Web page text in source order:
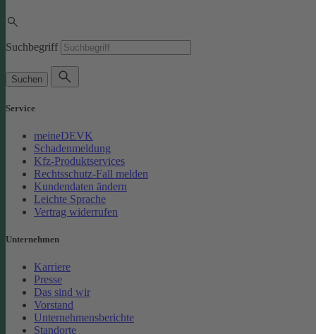
Suchbegriff
Suchen
Service
meineDEVK
Schadenmeldung
Kfz-Produktservices
Rechtsschutz-Fall melden
Kundendaten ändern
Leichte Sprache
Vertrag widerrufen
Unternehmen
Karriere
Presse
Das sind wir
Vorstand
Unternehmensberichte
Standorte